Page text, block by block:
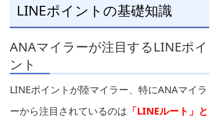
LINEポイントの基礎知識
ANAマイラーが注目するLINEポイ
ント
LINEポイントが陸マイラー、特にANAマイラ
ーから注目されているのは 「LINEルート」と